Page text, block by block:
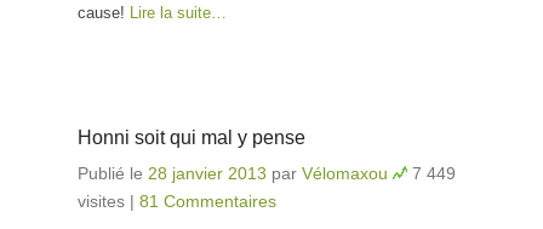
cause! Lire la suite…
Honni soit qui mal y pense
Publié le 28 janvier 2013 par Vélomaxou
7 449
visites | 81 Commentaires